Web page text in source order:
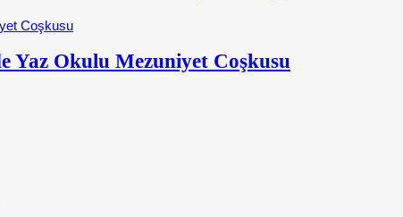
Yaz Okulu Mezuniyet Coşkusu